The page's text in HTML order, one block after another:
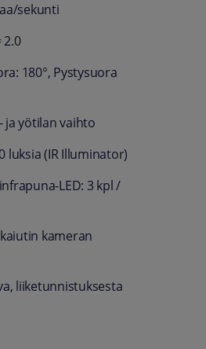
sekunti
2.0
180°, Pystysuora
ja yötilan vaihto
luksia (IR Illuminator)
LED: 3 kpl /
kameran
liiketunnistuksesta